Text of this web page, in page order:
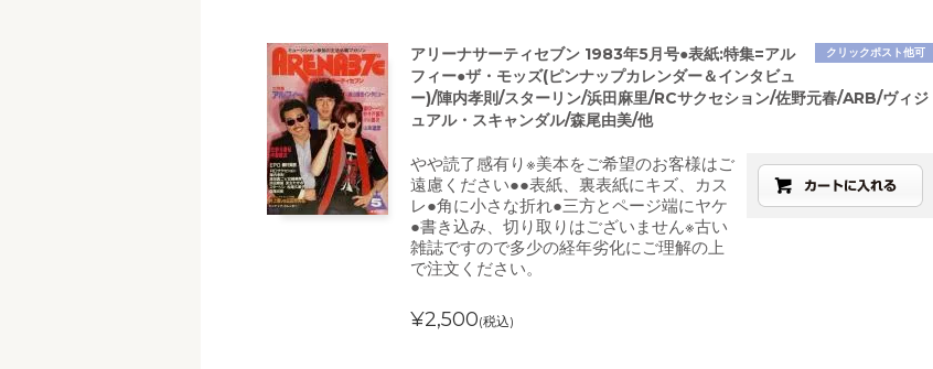
クリックポスト他可
アリーナサーティセブン 1983年5月号●表紙:特集=アル
フィー●ザ・モッズ(ピンナップカレンダー＆インタビュ
ー)/陣内孝則/スターリン/浜田麻里/RCサクセション/佐野元春/ARB/ヴィジ
ュアル・スキャンダル/森尾由美/他
やや読了感有り※美本をご希望のお客様はご
遠慮ください●●表紙、裏表紙にキズ、カス
レ●角に小さな折れ●三方とページ端にヤケ
●書き込み、切り取りはございません※古い
雑誌ですので多少の経年劣化にご理解の上
で注文ください。
¥2,500(税込)